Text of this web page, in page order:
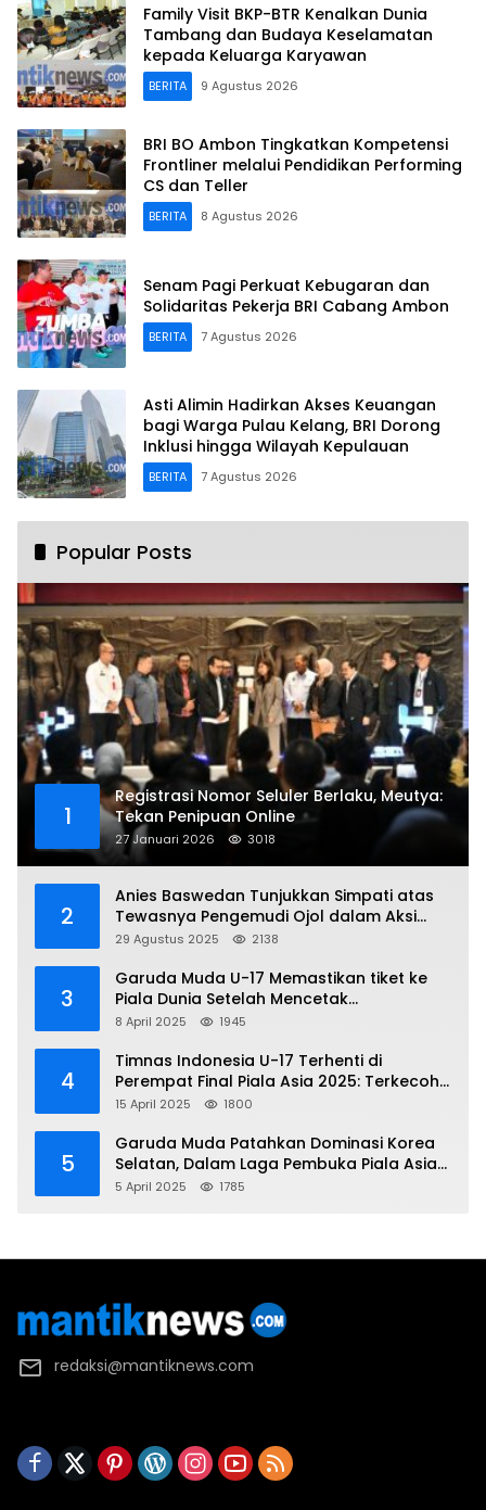
Family Visit BKP-BTR Kenalkan Dunia
Tambang dan Budaya Keselamatan
kepada Keluarga Karyawan
BERITA 9 Agustus 2026
BRI BO Ambon Tingkatkan Kompetensi
Frontliner melalui Pendidikan Performing
CS dan Teller
BERITA 8 Agustus 2026
Senam Pagi Perkuat Kebugaran dan
Solidaritas Pekerja BRI Cabang Ambon
BERITA 7 Agustus 2026
Asti Alimin Hadirkan Akses Keuangan
bagi Warga Pulau Kelang, BRI Dorong
Inklusi hingga Wilayah Kepulauan
BERITA 7 Agustus 2026
Popular Posts
1
Registrasi Nomor Seluler Berlaku, Meutya:
Tekan Penipuan Online
27 Januari 2026 3018
2
Anies Baswedan Tunjukkan Simpati atas
Tewasnya Pengemudi Ojol dalam Aksi
Demo
29 Agustus 2025 2138
3
Garuda Muda U-17 Memastikan tiket ke
Piala Dunia Setelah Mencetak
Kemenangan Gemilang atas Yaman 4-1 di
8 April 2025 1945
4
Timnas Indonesia U-17 Terhenti di
Perempat Final Piala Asia 2025: Terkecoh
Korea Utara
15 April 2025 1800
5
Garuda Muda Patahkan Dominasi Korea
Selatan, Dalam Laga Pembuka Piala Asia
2025 U-17
5 April 2025 1785
redaksi@mantiknews.com